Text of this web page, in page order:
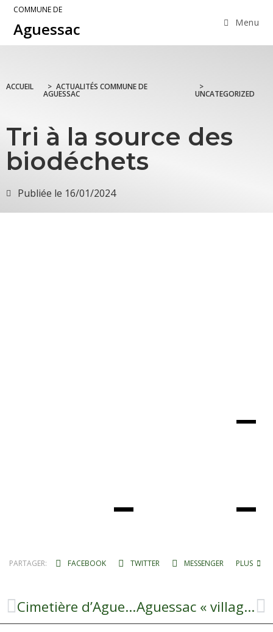
COMMUNE DE
Aguessac Menu
ACCUEIL > ACTUALITÉS COMMUNE DE
AGUESSAC
>
UNCATEGORIZED
Tri à la source des
biodéchets
Publiée le 16/01/2024
PARTAGER: FACEBOOK TWITTER MESSENGER PLUS
Cimetière d’Aguessac Aguessac « village d’avenir »